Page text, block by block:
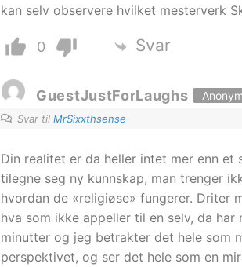
kan selv observere hvilket mesterverk
0 Svar
GuestJustForLaughs
Svar til MrSixxthsense
Din realitet er da heller intet mer enn
tilegne seg ny kunnskap, man trenger
hvordan de «religiøse» fungerer. Driter
hva som ikke appeller til en selv, da
minutter og jeg betrakter det hele som
perspektivet, og ser det hele som en